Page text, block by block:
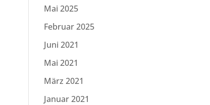
Mai 2025
Februar 2025
Juni 2021
Mai 2021
März 2021
Januar 2021